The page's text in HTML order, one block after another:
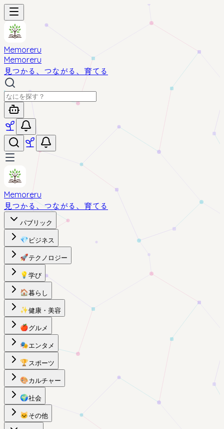
Memoreru
Memoreru
見つかる、つながる、育てる
Memoreru
見つかる、つながる、育てる
パブリック
💎 ビジネス
🚀テクノロジー
💡 学び
🏠暮らし
✨健康・美容
🍎グルメ
🎭エンタメ
🏆スポーツ
🎨カルチャー
🌍社会
🐱 その他